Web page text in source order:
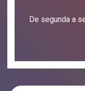
De segunda a